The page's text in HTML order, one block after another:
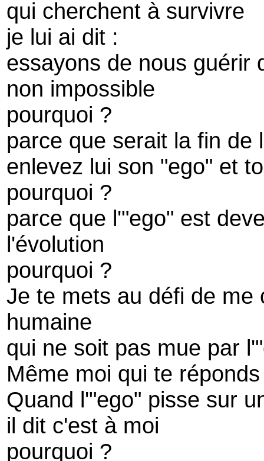
qui cherchent à survivre
je lui ai dit :
essayons de nous guérir
non impossible
pourquoi ?
parce que serait la fin de
enlevez lui son "ego" et
pourquoi ?
parce que l'"ego" est
l'évolution
pourquoi ?
Je te mets au défi de me
humaine
qui ne soit pas mue par
Même moi qui te
Quand l'"ego" pisse sur
il dit c'est à moi
pourquoi ?